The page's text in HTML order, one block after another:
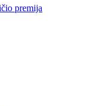
premija